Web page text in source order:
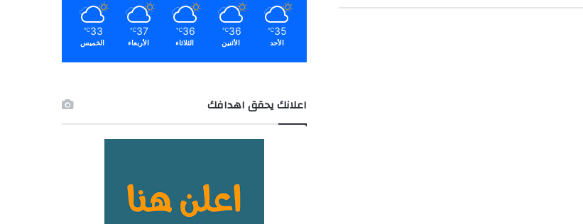
35
℃
الأحد
36
℃
الأثنين
36
℃
الثلاثاء
37
℃
الأربعاء
33
℃
الخميس
اعلانك يحقق اهدافك